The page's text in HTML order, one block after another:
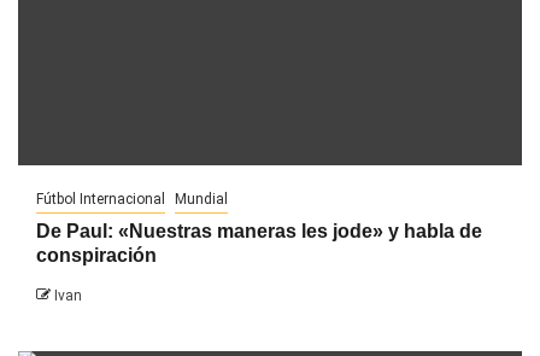
Fútbol Internacional Mundial
De Paul: «Nuestras maneras les jode» y habla de
conspiración
Ivan